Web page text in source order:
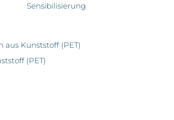
Sensibilisierung
Kunststoff (PET)
(PET)